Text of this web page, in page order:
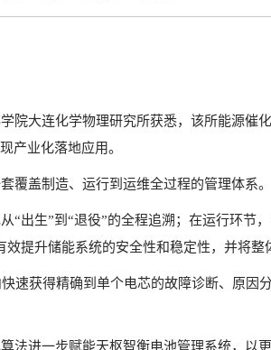
院大连化学物理研究所获悉，该所能源催
产业化落地应用。
覆盖制造、运行到运维全过程的管理体系。
出生”到“退役”的全程追溯；在运行环节
提升储能系统的安全性和稳定性，并将整
速获得精确到单个电芯的故障诊断、原因
法进一步赋能天枢智衡电池管理系统，以